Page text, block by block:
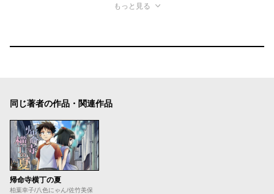
もっと見る
同じ著者の作品・関連作品
帰命寺横丁の夏
柏葉幸子/八色にゃん/佐竹美保